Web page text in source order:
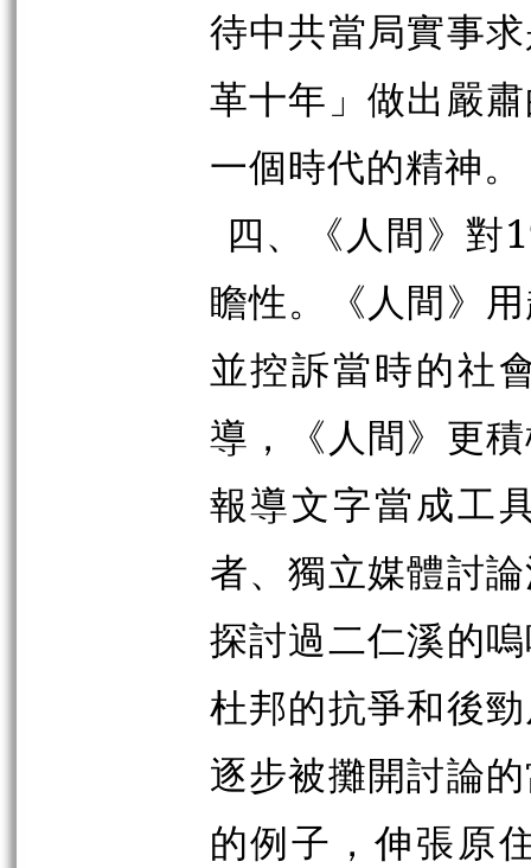
待中共當局實事
革十年」做出嚴
一個時代的精神。
四、《人間》對
瞻性。《人間》
並控訴當時的社
導，《人間》更
報導文字當成工
者、獨立媒體討
探討過二仁溪的
杜邦的抗爭和後
逐步被攤開討論
的例子，伸張原